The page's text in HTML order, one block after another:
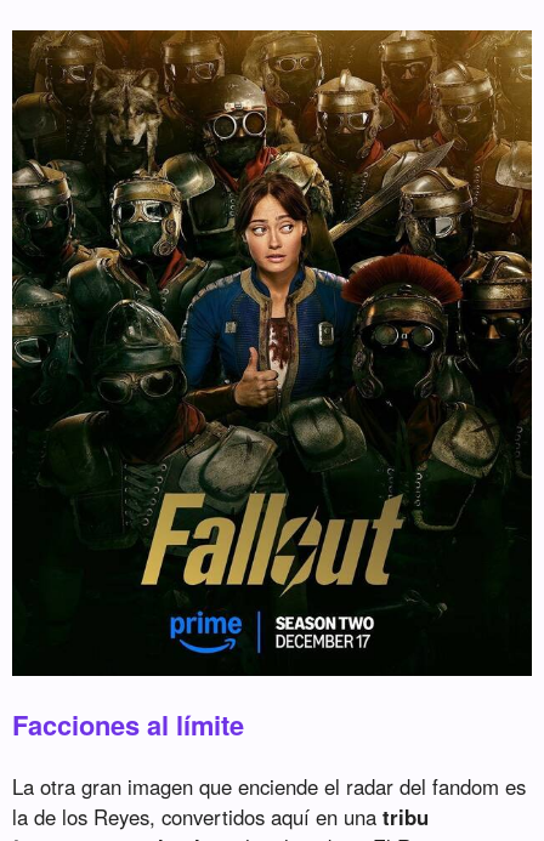
Facciones al límite
La otra gran imagen que enciende el radar del fandom es
la de los Reyes, convertidos aquí en unatribu